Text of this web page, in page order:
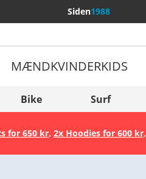
Siden1988
MÆNDKVINDERKIDS
Bike Surf
for 650 kr, 2x Hoodies for 600 kr,